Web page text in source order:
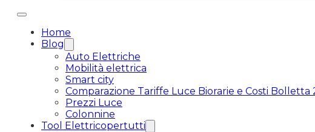
Home
Blog
Auto Elettriche
Mobilità elettrica
Smart city
Comparazione Tariffe Luce Biorarie e Costi Bolletta
Prezzi Luce
Colonnine
Tool Elettricopertutti